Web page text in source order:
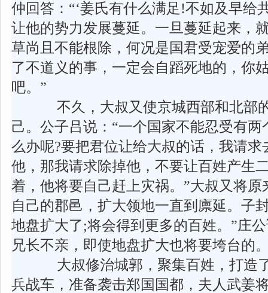
仲回答：“‘姜氏有什么满足!不如及早给
让他的势力发展蔓延。一旦蔓延起来，
草尚且不能根除，何况是国君受宠爱的
了不道义的事，一定会自蹈死地的，你
吧。”
不久，大叔又使京城西部和北部
己。公子吕说：“一个国家不能忍受有
么办呢?要把君位让给大叔的话，我请
他，那我请求除掉他，不要让百姓产生
着，他将要自己赶上灾祸。”大叔又将
自己的郡邑，扩大领地一直到廪延。子
地盘扩大了;将会得到更多的百姓。”庄
兄长不亲，即使地盘扩大也将要垮台的
大叔修治城郭，聚集百姓，打造
兵战车，准备袭击郑国国都，夫人武姜